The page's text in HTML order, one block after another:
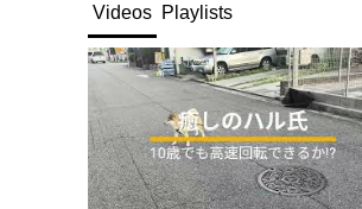
Videos Playlists